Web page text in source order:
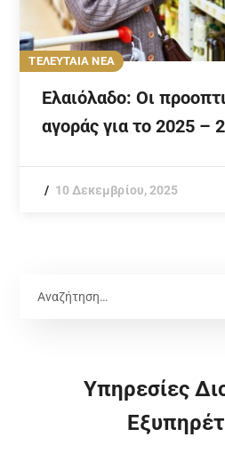
ΤΕΛΕΥΤΑΙΑ ΝΕΑ
Ελαιόλαδο: Οι
αγοράς για το 2025 –
10 Δεκεμβρίου, 2025
Υπηρεσίες